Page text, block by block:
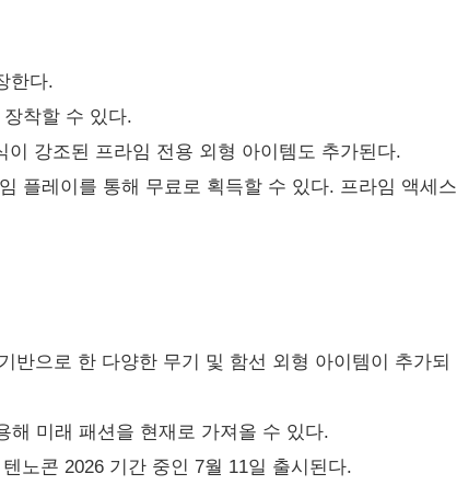
한다.
착할 수 있다.
강조된 프라임 전용 외형 아이템도 추가된다.
플레이를 통해 무료로 획득할 수 있다. 프라임 액세스
반으로 한 다양한 무기 및 함선 외형 아이템이 추가되
해 미래 패션을 현재로 가져올 수 있다.
노콘 2026 기간 중인 7월 11일 출시된다.